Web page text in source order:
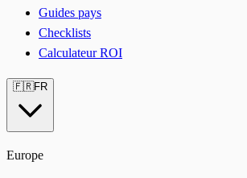
Guides pays
Checklists
Calculateur ROI
🇫🇷FR
Europe